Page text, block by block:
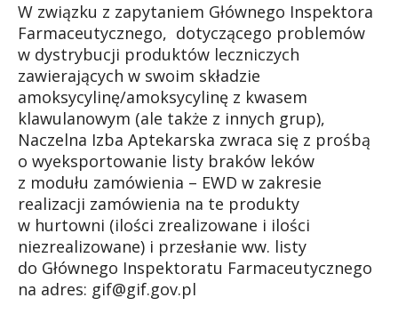
W związku z zapytaniem Głównego Inspektora
Farmaceutycznego, dotyczącego problemów
w dystrybucji produktów leczniczych
zawierających w swoim składzie
amoksycylinę/amoksycylinę z kwasem
klawulanowym (ale także z innych grup),
Naczelna Izba Aptekarska zwraca się z prośbą
o wyeksportowanie listy braków leków
z modułu zamówienia – EWD w zakresie
realizacji zamówienia na te produkty
w hurtowni (ilości zrealizowane i ilości
niezrealizowane) i przesłanie ww. listy
do Głównego Inspektoratu Farmaceutycznego
na adres: gif@gif.gov.pl